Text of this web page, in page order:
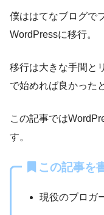
僕ははてなブログで
WordPressに移行。
移行は大きな手間と
で始めれば良かった
この記事では
す。
この記事を
現役のブロガ